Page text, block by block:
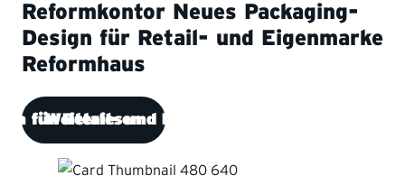
Reformkontor Neues Packaging-
Design für Retail- und Eigenmarke
Reformhaus
Weiterlesen
für Retail- und Eigenmarke Reformhaus